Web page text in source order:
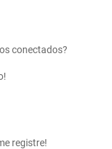
conectados?
registre!